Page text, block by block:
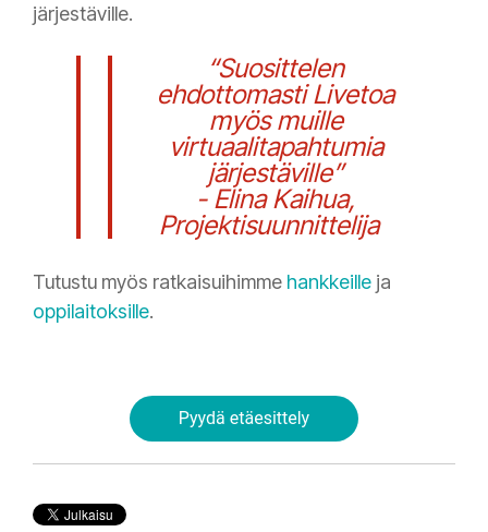
järjestäville.
“Suosittelen
ehdottomasti Livetoa
myös muille
virtuaalitapahtumia
järjestäville”
- Elina Kaihua,
Projektisuunnittelija
Tutustu myös ratkaisuihimme hankkeille ja
oppilaitoksille.